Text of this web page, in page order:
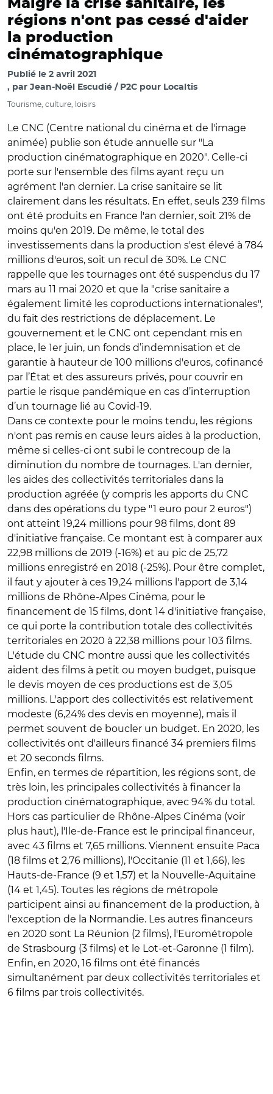
Malgré la crise sanitaire, les
régions n'ont pas cessé d'aider
la production
cinématographique
Publié le 2 avril 2021
par Jean-Noël Escudié / P2C pour Localtis
Tourisme, culture, loisirs
Le CNC (Centre national du cinéma et de l'image
animée) publie son étude annuelle sur "La
production cinématographique en 2020". Celle-ci
porte sur l'ensemble des films ayant reçu un
agrément l'an dernier. La crise sanitaire se lit
clairement dans les résultats. En effet, seuls 239 films
ont été produits en France l'an dernier, soit 21% de
moins qu'en 2019. De même, le total des
investissements dans la production s'est élevé à 784
millions d'euros, soit un recul de 30%. Le CNC
rappelle que les tournages ont été suspendus du 17
mars au 11 mai 2020 et que la "crise sanitaire a
également limité les coproductions internationales",
du fait des restrictions de déplacement. Le
gouvernement et le CNC ont cependant mis en
place, le 1er juin, un fonds d’indemnisation et de
garantie à hauteur de 100 millions d'euros, cofinancé
par l’État et des assureurs privés, pour couvrir en
partie le risque pandémique en cas d’interruption
d’un tournage lié au Covid-19.
Dans ce contexte pour le moins tendu, les régions
n'ont pas remis en cause leurs aides à la production,
même si celles-ci ont subi le contrecoup de la
diminution du nombre de tournages. L'an dernier,
les aides des collectivités territoriales dans la
production agréée (y compris les apports du CNC
dans des opérations du type "1 euro pour 2 euros")
ont atteint 19,24 millions pour 98 films, dont 89
d'initiative française. Ce montant est à comparer aux
22,98 millions de 2019 (-16%) et au pic de 25,72
millions enregistré en 2018 (-25%). Pour être complet,
il faut y ajouter à ces 19,24 millions l'apport de 3,14
millions de Rhône-Alpes Cinéma, pour le
financement de 15 films, dont 14 d'initiative française,
ce qui porte la contribution totale des collectivités
territoriales en 2020 à 22,38 millions pour 103 films.
L'étude du CNC montre aussi que les collectivités
aident des films à petit ou moyen budget, puisque
le devis moyen de ces productions est de 3,05
millions. L'apport des collectivités est relativement
modeste (6,24% des devis en moyenne), mais il
permet souvent de boucler un budget. En 2020, les
collectivités ont d'ailleurs financé 34 premiers films
et 20 seconds films.
Enfin, en termes de répartition, les régions sont, de
très loin, les principales collectivités à financer la
production cinématographique, avec 94% du total.
Hors cas particulier de Rhône-Alpes Cinéma (voir
plus haut), l'Ile-de-France est le principal financeur,
avec 43 films et 7,65 millions. Viennent ensuite Paca
(18 films et 2,76 millions), l'Occitanie (11 et 1,66), les
Hauts-de-France (9 et 1,57) et la Nouvelle-Aquitaine
(14 et 1,45). Toutes les régions de métropole
participent ainsi au financement de la production, à
l'exception de la Normandie. Les autres financeurs
en 2020 sont La Réunion (2 films), l'Eurométropole
de Strasbourg (3 films) et le Lot-et-Garonne (1 film).
Enfin, en 2020, 16 films ont été financés
simultanément par deux collectivités territoriales et
6 films par trois collectivités.